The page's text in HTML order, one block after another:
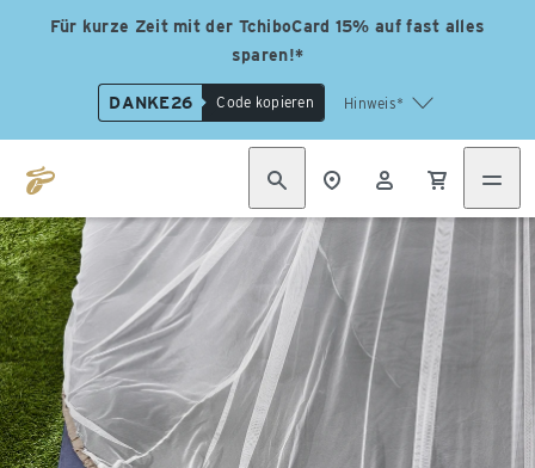
Für kurze Zeit mit der TchiboCard 15% auf fast alles
sparen!*
DANKE26 Code kopieren Hinweis*